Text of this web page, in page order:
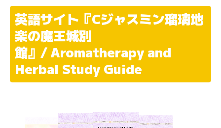
英語サイト『Cジャスミン瑠璃地
楽の魔王城別
館』/ Aromatherapy and
Herbal Study Guide